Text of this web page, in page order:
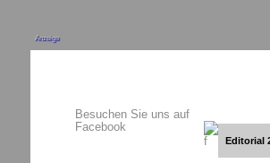
Anzeige
Besuchen Sie uns auf
Facebook
Editorial